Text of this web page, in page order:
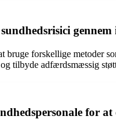
gennem
forskellige metoder
tilbyde adfærdsmæssig
for